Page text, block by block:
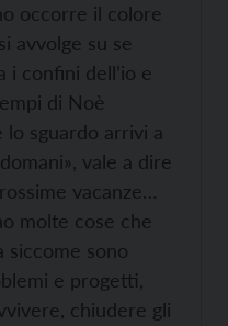
occorre il colore
avvolge su se
i confini dell’io e
di Noè
lo sguardo arrivi a
vale a dire
vacanze…
molte cose che
siccome sono
e progetti,
chiudere gli